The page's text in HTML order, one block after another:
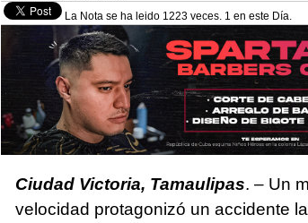
La Nota se ha leido 1223 veces. 1 en este Día.
Ciudad Victoria, Tamaulipas. – Un
velocidad protagonizó un accidente